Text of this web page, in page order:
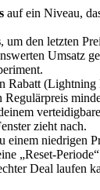
auf ein Niveau,
, um den letzten
Umsatz
Rabatt
Regulärpreis
zieht nach.
einem niedrigen
„Reset-
Deal laufen